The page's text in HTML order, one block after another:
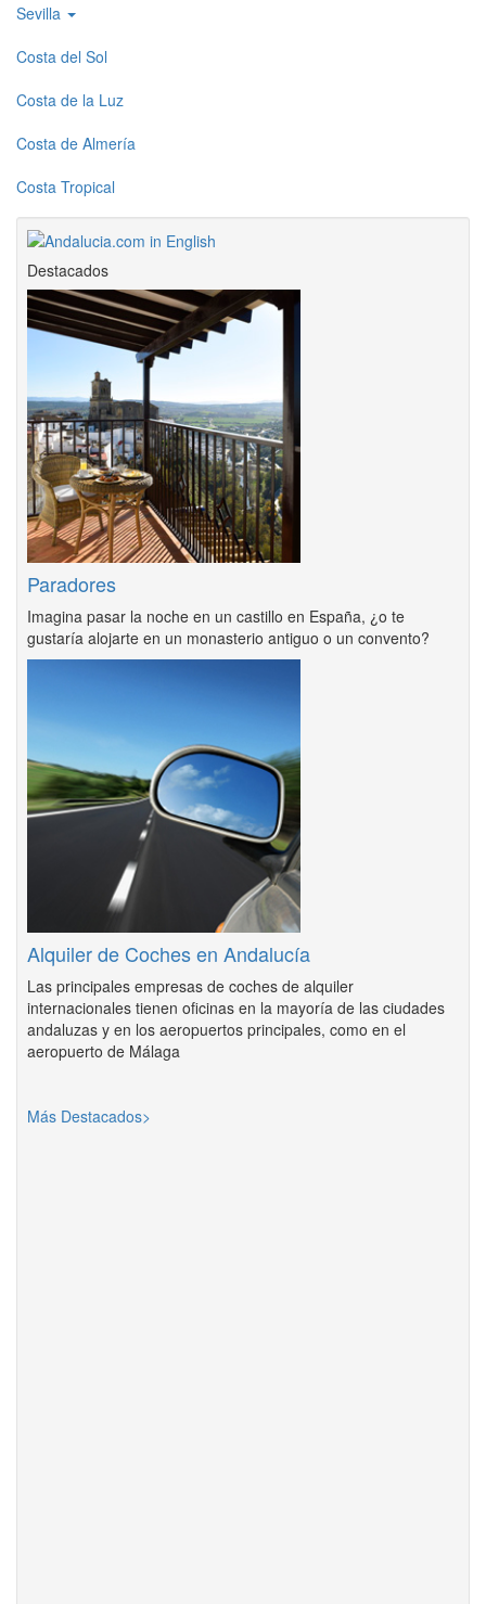
Sevilla
Costa del Sol
Costa de la Luz
Costa de Almería
Costa Tropical
Destacados
Paradores
Imagina pasar la noche en un castillo en España, ¿o te
gustaría alojarte en un monasterio antiguo o un convento?
Alquiler de Coches en Andalucía
Las principales empresas de coches de alquiler
internacionales tienen oficinas en la mayoría de las ciudades
andaluzas y en los aeropuertos principales, como en el
aeropuerto de Málaga
Más Destacados>